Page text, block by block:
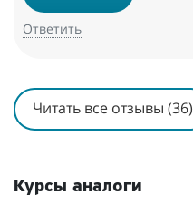
Ответить
Читать все отзывы (36)
Курсы аналоги